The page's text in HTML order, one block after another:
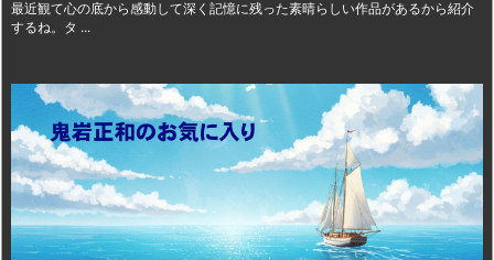
最近観て心の底から感動して深く記憶に残った素晴らしい作品があるから紹介
するね。タ ...